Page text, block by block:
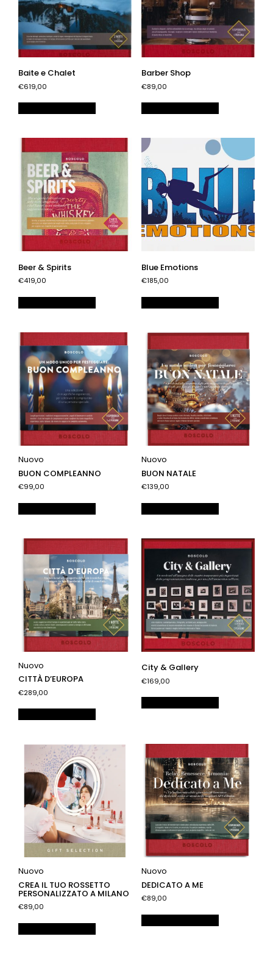
Baite e Chalet
€619,00
Barber Shop
€89,00
Beer & Spirits
€419,00
Blue Emotions
€185,00
Nuovo
BUON COMPLEANNO
€99,00
Nuovo
BUON NATALE
€139,00
Nuovo
CITTÀ D’EUROPA
€289,00
City & Gallery
€169,00
Nuovo
CREA IL TUO ROSSETTO
PERSONALIZZATO A MILANO
€89,00
Nuovo
DEDICATO A ME
€89,00